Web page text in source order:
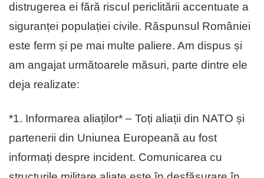
distrugerea ei fără riscul periclitării accentuate a
siguranței populației civile. Răspunsul României
este ferm și pe mai multe paliere. Am dispus și
am angajat următoarele măsuri, parte dintre ele
deja realizate:
*1. Informarea aliaților* – Toți aliații din NATO și
partenerii din Uniunea Europeană au fost
informați despre incident. Comunicarea cu